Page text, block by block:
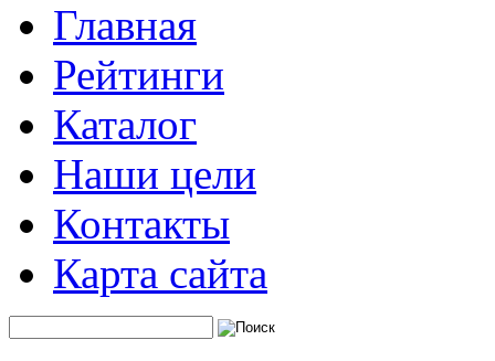
Главная
Рейтинги
Каталог
Наши цели
Контакты
Карта сайта